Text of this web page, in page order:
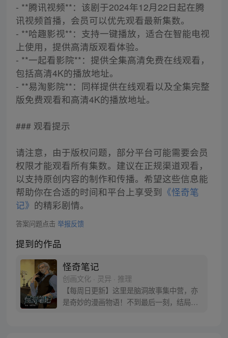
- **腾讯视频**：该剧于2024年12月22日起在腾
讯视频首播，会员可以优先观看最新集数。
- **哈趣影视**：支持一键播放，适合在智能电视
上使用，提供高清版观看体验。
- **一起看影院**：提供全集高清免费在线观看，
包括高清4K的播放地址。
- **易淘影院**：同样提供在线观看以及全集完整
版免费观看和高清4K的播放地址。
### 观看提示
请注意，由于版权问题，部分平台可能需要会员
权限才能观看所有集数。建议在正规渠道观看，
以支持原创内容的制作和传播。希望这些信息能
帮助你在合适的时间和平台上享受到 《怪奇笔
记》 的精彩剧情。
答案问题点击 举报反馈
提到的作品
怪奇笔记
创画文化 · 灵异 · 推理
【每周日更新】这里是脑洞故事集中营，亦
是奇妙的漫画物语！不到最后一刻，结局一